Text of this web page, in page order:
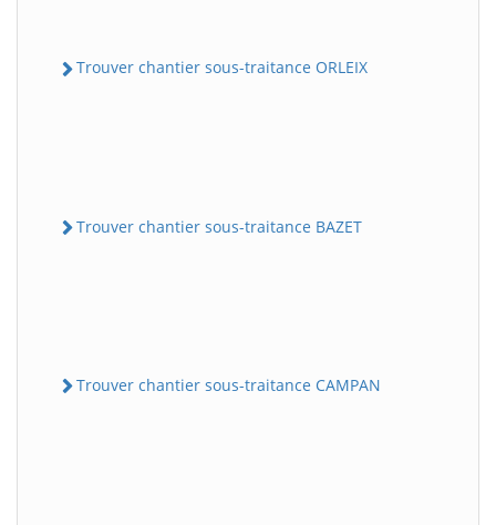
Trouver chantier sous-traitance ORLEIX
Trouver chantier sous-traitance BAZET
Trouver chantier sous-traitance CAMPAN